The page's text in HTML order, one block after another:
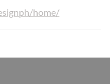
home/